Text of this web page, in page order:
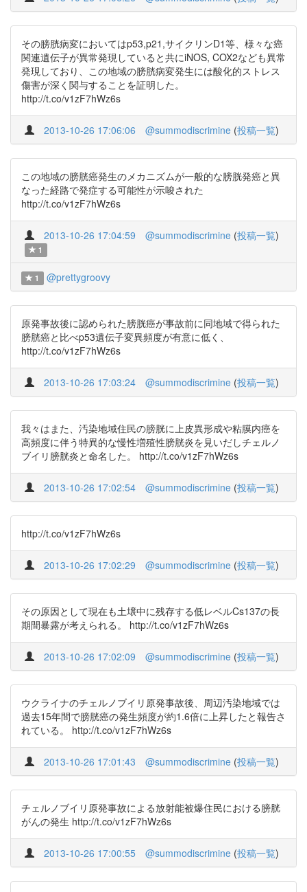
その膀胱病変においてはp53,p21,サイクリンD1等、様々な癌
関連遺伝子が異常発現していると共にiNOS, COX2なども異常
発現しており、この地域の膀胱病変発生には酸化的ストレス
傷害が深く関与することを証明した。
http://t.co/v1zF7hWz6s
2013-10-26 17:06:06 @summodiscrimine (投稿一覧)
この地域の膀胱癌発生のメカニズムが一般的な膀胱発癌と異
なった経路で発症する可能性が示唆された
http://t.co/v1zF7hWz6s
2013-10-26 17:04:59 @summodiscrimine (投稿一覧)
1
1 @prettygroovy
原発事故後に認められた膀胱癌が事故前に同地域で得られた
膀胱癌と比べp53遺伝子変異頻度が有意に低く、
http://t.co/v1zF7hWz6s
2013-10-26 17:03:24 @summodiscrimine (投稿一覧)
我々はまた、汚染地域住民の膀胱に上皮異形成や粘膜内癌を
高頻度に伴う特異的な慢性増殖性膀胱炎を見いだしチェルノ
ブイリ膀胱炎と命名した。 http://t.co/v1zF7hWz6s
2013-10-26 17:02:54 @summodiscrimine (投稿一覧)
http://t.co/v1zF7hWz6s
2013-10-26 17:02:29 @summodiscrimine (投稿一覧)
その原因として現在も土壌中に残存する低レベルCs137の長
期間暴露が考えられる。 http://t.co/v1zF7hWz6s
2013-10-26 17:02:09 @summodiscrimine (投稿一覧)
ウクライナのチェルノブイリ原発事故後、周辺汚染地域では
過去15年間で膀胱癌の発生頻度が約1.6倍に上昇したと報告さ
れている。 http://t.co/v1zF7hWz6s
2013-10-26 17:01:43 @summodiscrimine (投稿一覧)
チェルノブイリ原発事故による放射能被爆住民における膀胱
がんの発生 http://t.co/v1zF7hWz6s
2013-10-26 17:00:55 @summodiscrimine (投稿一覧)